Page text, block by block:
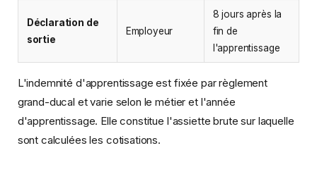
Déclaration de
sortie
Employeur
8 jours après la
fin de
l'apprentissage
L'indemnité d'apprentissage est fixée par règlement
grand-ducal et varie selon le métier et l'année
d'apprentissage. Elle constitue l'assiette brute sur laquelle
sont calculées les cotisations.